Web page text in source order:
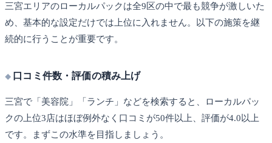
三宮エリアのローカルパックは全9区の中で最も競争が激しいた
め、基本的な設定だけでは上位に入れません。以下の施策を継
続的に行うことが重要です。
口コミ件数・評価の積み上げ
三宮で「美容院」「ランチ」などを検索すると、ローカルパッ
クの上位3店はほぼ例外なく口コミが50件以上、評価が4.0以上
です。まずこの水準を目指しましょう。